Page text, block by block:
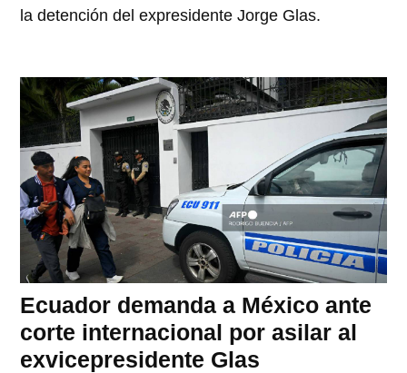
la detención del expresidente Jorge Glas.
Ecuador demanda a México ante
corte internacional por asilar al
exvicepresidente Glas